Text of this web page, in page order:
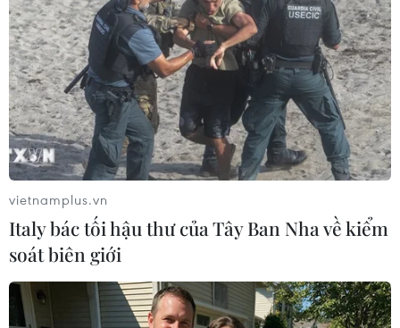
#Tổng thống Trump
#cắt giảm nhân sự
#chính phủ Mỹ
Mỹ
Theo dõi VietnamPlus
vietnamplus.vn
Italy bác tối hậu thư của Tây Ban Nha về kiểm
soát biên giới